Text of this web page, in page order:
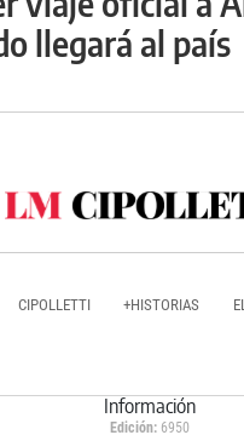
llegará al país
CIPOLLETTI +HISTORIAS
Información
Edición: 6950